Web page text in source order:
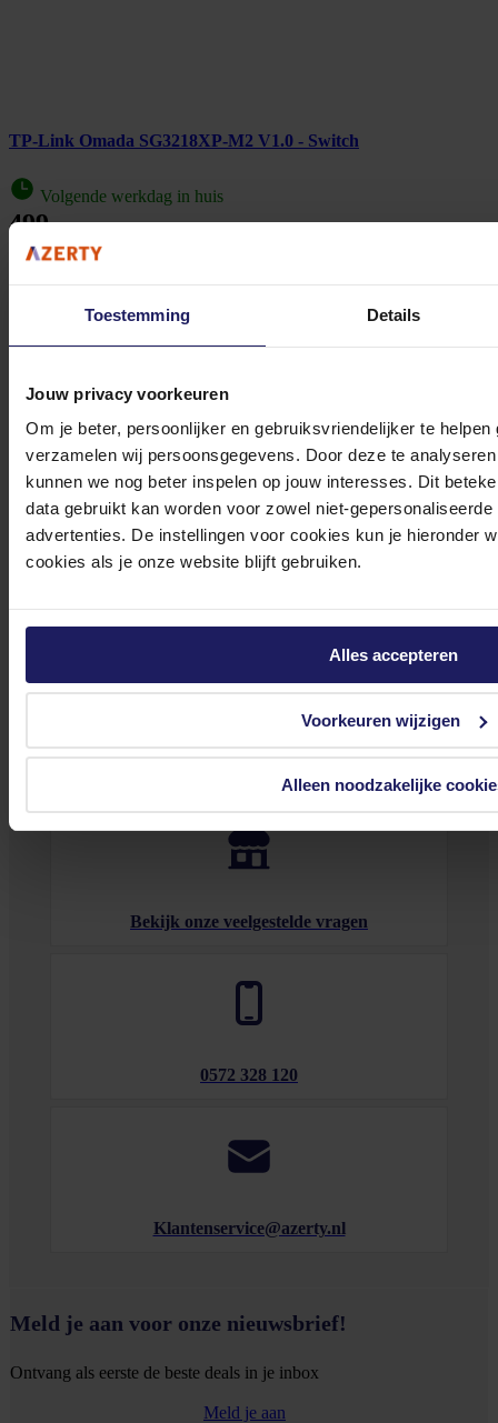
Toestemming Details
Jouw privacy voorkeuren
Om je beter, persoonlijker en gebruiksvriendelijker te
verzamelen wij persoonsgegevens. Door deze te
kunnen we nog beter inspelen op jouw interesses. Dit
data gebruikt kan worden voor zowel niet-
advertenties. De instellingen voor cookies kun je hieronder
cookies als je onze website blijft gebruiken.
Alles accepteren
Voorkeuren wijzigen
Alleen noodzakelijke
TP-Link Omada SG3218XP-M2 V1.0 - Switch
Volgende werkdag in huis
499,-
In winkel­wagen
Beheerd - 24 x 10/100/1000 (PoE+) + 4 x Gigabit SFP - rack-uitvoering - PoE+ (384
398,-
Incl. 21% BTW
In winkel­wagen
Heb je vragen over onze producten, diensten of service? Onze deskundige
Onze klantenservice is via mail bereikbaar van maandag t/m vrijdag van 09.00
tot 17.00 uur en op zaterdag van 10.00 tot 15.00 uur.
Bekijk onze veelgestelde vragen
0572 328 120
Klantenservice@azerty.nl
Meld je aan voor onze nieuwsbrief!
Ontvang als eerste de beste deals in je inbox
Meld je aan